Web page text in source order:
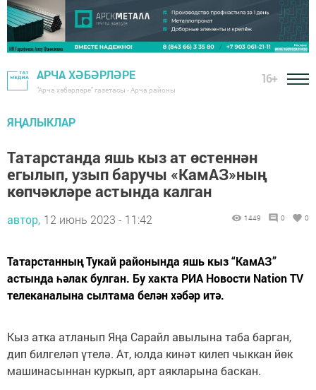
АРЧА ХӘБӘРЛӘРЕ
"Арча хәбәрләре" газетасы - Арча районы
16+
ЯҢАЛЫКЛАР
Татарстанда яшь кыз ат өстеннән
егылып, узып баручы «КамАЗ»ның
көпчәкләре астында калган
автор, 12 июнь 2023 - 11:42 1449 0 0
Татарстанның Тукай районында яшь кыз “КамАЗ”
астында һәлак булган. Бу хакта РИА Новости Nation TV
телеканалына сылтама белән хәбәр итә.
Кыз атка атланып Яңа Сарайл авылына таба барган,
дип билгеләп үтелә. Ат, юлда кинәт килеп чыккан йөк
машинасыннан куркып, арт аякларына баскан.